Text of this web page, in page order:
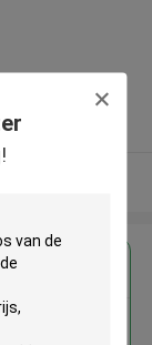
van de